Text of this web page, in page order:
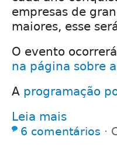
empresas de
maiores, esse
O evento
na página sobre
A programação
Leia mais
6 comentários ⋅